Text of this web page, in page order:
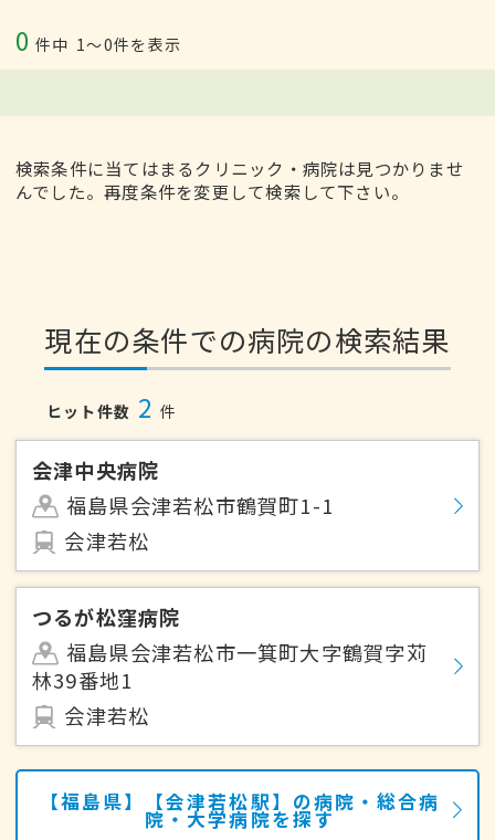
0 件中 1〜0件を表示
検索条件に当てはまるクリニック・病院は見つかりませ
んでした。再度条件を変更して検索して下さい。
現在の条件での病院の検索結果
ヒット件数 2 件
会津中央病院
福島県会津若松市鶴賀町1-1
会津若松
つるが松窪病院
福島県会津若松市一箕町大字鶴賀字苅
林39番地1
会津若松
【福島県】【会津若松駅】の病院・総合病
院・大学病院を探す